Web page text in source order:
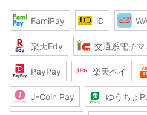
FamiPay iD
楽天Edy 交通系電子マ
PayPay 楽天ペイ
J-Coin Pay ゆうちょ